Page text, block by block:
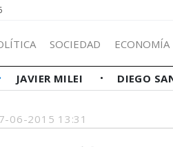
SOCIEDAD ECONOMÍA
JAVIER MILEI DIEGO
06-2015 13:31